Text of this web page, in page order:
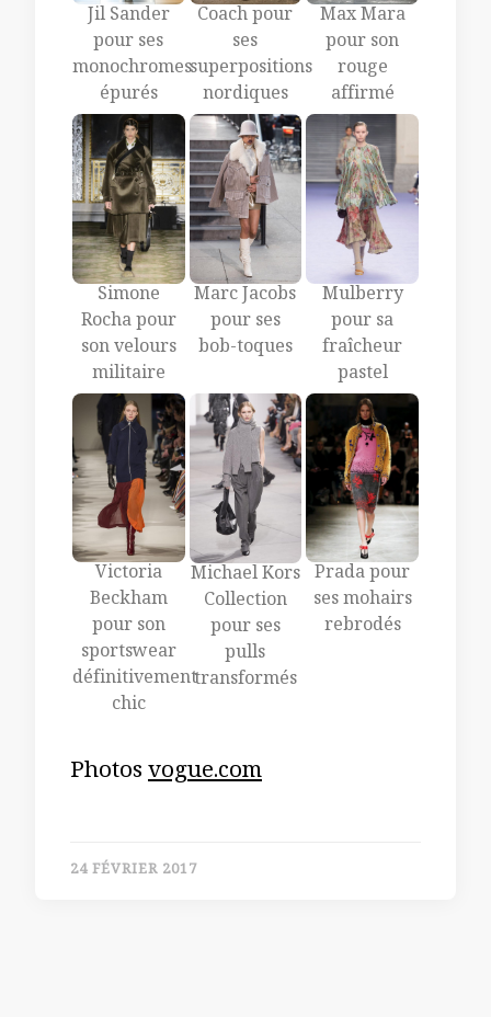
Jil Sander
pour ses
monochromes
épurés
Coach pour
ses
superpositions
nordiques
Max Mara
pour son
rouge
affirmé
Simone
Rocha pour
son velours
militaire
Marc Jacobs
pour ses
bob-toques
Mulberry
pour sa
fraîcheur
pastel
Victoria
Beckham
pour son
sportswear
définitivement
chic
Michael Kors
Collection
pour ses
pulls
transformés
Prada pour
ses mohairs
rebrodés
Photosvogue.com
24 FÉVRIER 2017